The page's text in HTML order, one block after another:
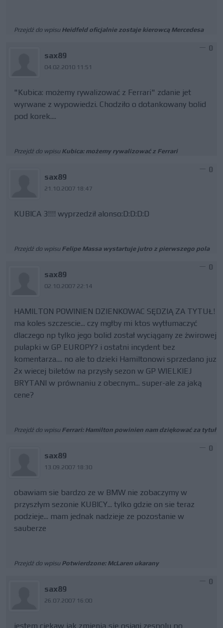
Przejdź do wpisu Heidfeld oficjalnie zostaje kierowcą Mercedesa
sax89
04.02.2010 11:51
0
"Kubica: możemy rywalizować z Ferrari" zdanie jet
wyrwane z wypowiedzi. Chodziło o dotankowany bolid
pod korek....
Przejdź do wpisu Kubica: możemy rywalizować z Ferrari
sax89
21.10.2007 18:47
0
KUBICA 3!!!! wyprzedził alonso:D:D:D:D
Przejdź do wpisu Felipe Massa wystartuje jutro z pierwszego pola
sax89
02.10.2007 22:14
0
HAMILTON POWINIEN DZIENKOWAC SĘDZIĄ ZA TYTUŁ!
ma koles szczescie... czy mgłby mi ktos wytłumaczyć
dlaczego np tylko jego bolid został wyciągany ze żwirowej
pulapki w GP EUROPY? i ostatni incydent bez
komentarza.... no ale to dzieki Hamiltonowi sprzedano juz
2x wiecej biletów na przysły sezon w GP WIELKIEJ
BRYTANI w prównaniu z obecnym... super-ale za jaką
cene?
Przejdź do wpisu Ferrari: Hamilton powinien nam dziękować za tytuł
sax89
13.09.2007 18:30
0
obawiam sie bardzo ze w BMW nie zobaczymy w
przyszłym sezonie KUBICY... tylko gdzie on sie teraz
podzieje... mam jednak nadzieje ze pozostanie w
sauberze
Przejdź do wpisu Potwierdzone: McLaren ukarany
sax89
26.07.2007 16:00
0
jestem ciekaw jak zmienią się osiagi zespolu po